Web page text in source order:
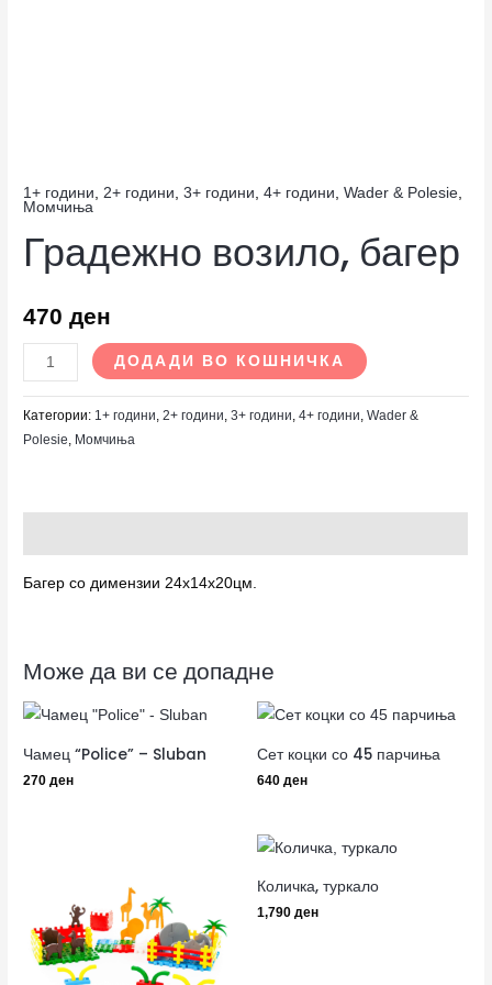
1+ години 2+ години ,3+ години ,4+ години ,Wader & Polesie
Момчиња
Градежно возило, багер
470ден
ДОДАДИ ВО КОШНИЧКА
Категории: 1+ години,2+ години,3+ години,4+ години,Wader &
Polesie, Момчиња
Багер со димензии 24х14х20цм.
Може да ви се допадне
Чамец “Police” – Sluban
270ден
Сет коцки со 45 парчиња
640 ден
Количка, туркало
1,790 ден